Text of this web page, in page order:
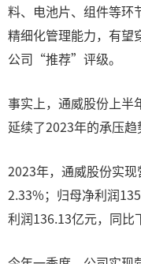
料、电池片、组件等环
精细化管理能力，有望
公司“推荐”评级。
事实上，通威股份上
延续了2023年的承压趋
2023年，通威股份实
2.33%；归母净利润
利润136.13亿元，同比